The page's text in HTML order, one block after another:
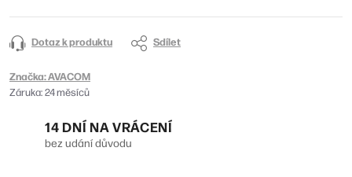
Dotaz k produktu Sdílet
Značka:AVACOM
Záruka:24 měsíců
14 DNÍ NA VRÁCENÍ
bez udání důvodu